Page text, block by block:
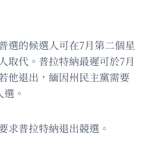
選的候選人可在7月第二個星
取代。普拉特納最遲可於7月
他退出，緬因州民主黨需要
。
求普拉特納退出競選。